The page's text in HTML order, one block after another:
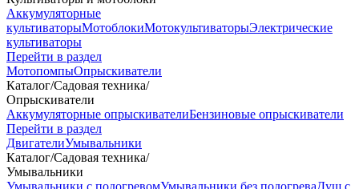
Аккумуляторные
культиваторыМотоблокиМотокультиваторыЭлектрические
культиваторы
Перейти в раздел
МотопомпыОпрыскиватели
Каталог/Садовая техника/
Опрыскиватели
Аккумуляторные опрыскивателиБензиновые опрыскиватели
Перейти в раздел
ДвигателиУмывальники
Каталог/Садовая техника/
Умывальники
Умывальники с подогревомУмывальники без подогреваДуш с